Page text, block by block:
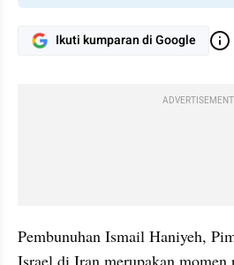
Ikuti kumparan di Google
ADVERTISEMENT
Pembunuhan Ismail Haniyeh,
Israel di Iran merupakan